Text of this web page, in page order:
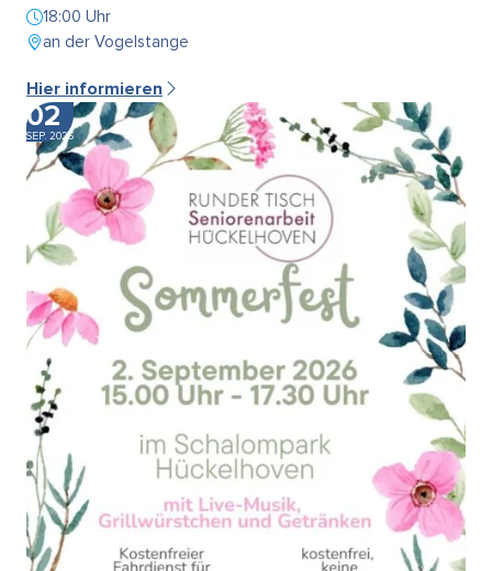
18:00 Uhr
an der Vogelstange
Hier informieren
02
SEP. 2026